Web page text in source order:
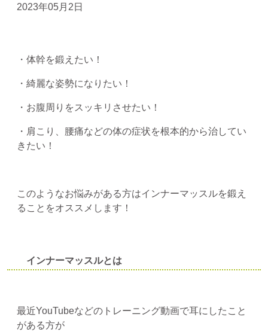
2023年05月2日
・体幹を鍛えたい！
・綺麗な姿勢になりたい！
・お腹周りをスッキリさせたい！
・肩こり、腰痛などの体の症状を根本的から治してい
きたい！
このようなお悩みがある方はインナーマッスルを鍛え
ることをオススメします！
インナーマッスルとは
最近YouTubeなどのトレーニング動画で耳にしたこと
がある方が